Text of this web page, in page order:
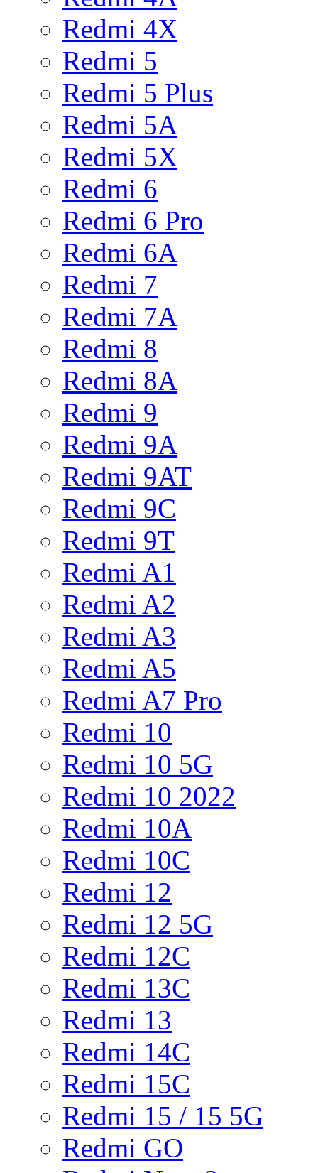
Redmi 4X
Redmi 5
Redmi 5 Plus
Redmi 5A
Redmi 5X
Redmi 6
Redmi 6 Pro
Redmi 6A
Redmi 7
Redmi 7A
Redmi 8
Redmi 8A
Redmi 9
Redmi 9A
Redmi 9AT
Redmi 9C
Redmi 9T
Redmi A1
Redmi A2
Redmi A3
Redmi A5
Redmi A7 Pro
Redmi 10
Redmi 10 5G
Redmi 10 2022
Redmi 10A
Redmi 10C
Redmi 12
Redmi 12 5G
Redmi 12C
Redmi 13C
Redmi 13
Redmi 14C
Redmi 15C
Redmi 15 / 15 5G
Redmi GO